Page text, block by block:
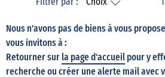
Nous n'avons pas de biens à vous
vous invitons à :
Retourner sur la page d'accueil pour y
recherche ou créer une alerte mail avec